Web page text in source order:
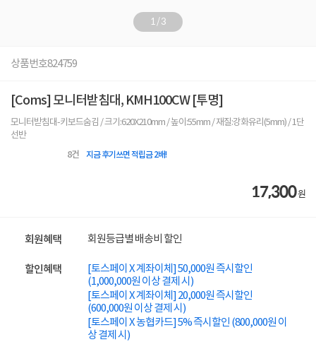
1/3
상품번호824759
[Coms] 모니터받침대, KMH100CW [투명]
모니터받침대-키보드숨김 / 크기:620X210mm / 높이:55mm / 재질:강화유리(5mm) / 1단
선반
8건 지금 후기쓰면 적립금 2배!
17,300원
회원혜택 회원등급별 배송비 할인
할인혜택
[토스페이 X 계좌이체] 50,000원 즉시할인
(1,000,000원 이상 결제 시)
[토스페이 X 계좌이체] 20,000원 즉시할인
(600,000원 이상 결제 시)
[토스페이 X 농협카드] 5% 즉시할인 (800,000원 이
상 결제 시)